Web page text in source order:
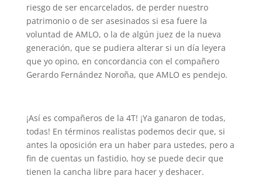
riesgo de ser encarcelados, de perder nuestro
patrimonio o de ser asesinados si esa fuere la
voluntad de AMLO, o la de algún juez de la nueva
generación, que se pudiera alterar si un día leyera
que yo opino, en concordancia con el compañero
Gerardo Fernández Noroña, que AMLO es pendejo.
¡Así es compañeros de la 4T! ¡Ya ganaron de todas,
todas! En términos realistas podemos decir que, si
antes la oposición era un haber para ustedes, pero a
fin de cuentas un fastidio, hoy se puede decir que
tienen la cancha libre para hacer y deshacer.